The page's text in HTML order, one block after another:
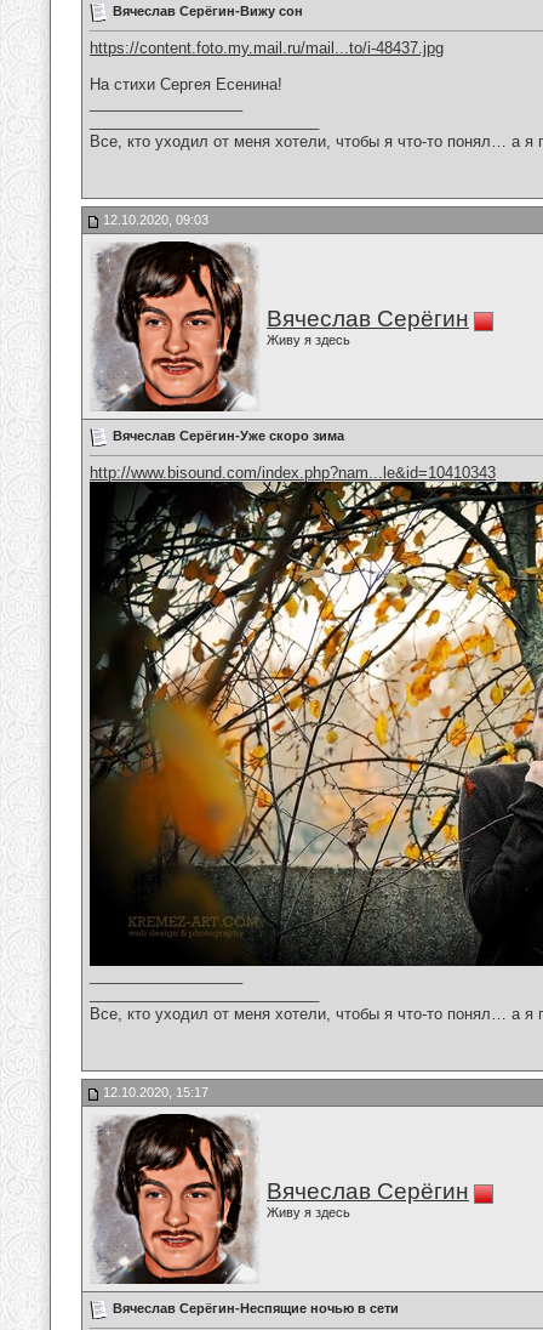
Вячеслав Серёгин-Вижу сон
https://content.foto.my.mail.ru/mail...to/i-48437.jpg
На стихи Сергея Есенина!
Все, кто уходил от меня хотели, чтобы я что-то понял… а
12.10.2020, 09:03
Вячеслав Серёгин
Живу я здесь
Вячеслав Серёгин-Уже скоро зима
http://www.bisound.com/index.php?nam...le&id=10410343
Все, кто уходил от меня хотели, чтобы я что-то понял… а
12.10.2020, 15:17
Вячеслав Серёгин
Живу я здесь
Вячеслав Серёгин-Неспящие ночью в сети